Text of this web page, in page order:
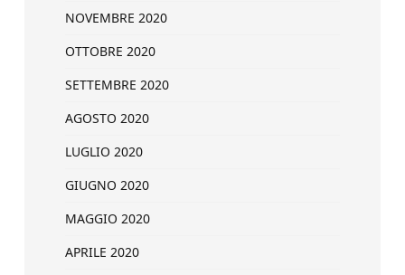
NOVEMBRE 2020
OTTOBRE 2020
SETTEMBRE 2020
AGOSTO 2020
LUGLIO 2020
GIUGNO 2020
MAGGIO 2020
APRILE 2020